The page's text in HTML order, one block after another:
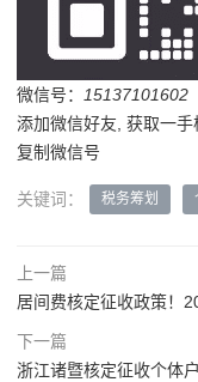
微信号：
15137101602
添加微信好友, 获取一手
复制微信号
关键词： 税务筹划
上一篇
居间费核定征收政策！
下一篇
浙江诸暨核定征收个体